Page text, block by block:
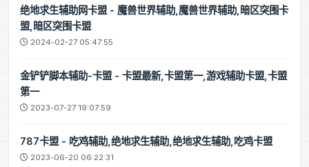
绝地求生辅助网卡盟 - 魔兽世界辅助,魔兽世界辅助,暗区突围卡
盟,暗区突围卡盟
2024-02-27 05:47:55
金铲铲脚本辅助-卡盟 - 卡盟最新,卡盟第一,游戏辅助卡盟,卡盟
第一
2023-07-27 19:07:59
787卡盟 - 吃鸡辅助,绝地求生辅助,绝地求生辅助,吃鸡卡盟
2023-06-20 06:22:31